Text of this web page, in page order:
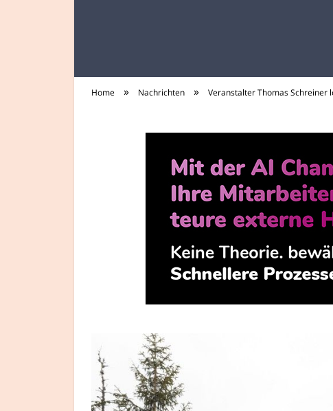
Home » Nachrichten » Veranstalter Thomas Schreiner